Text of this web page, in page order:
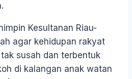
Kesultanan Riau-
agar kehidupan rakyat
susah dan terbentuk
di kalangan anak watan